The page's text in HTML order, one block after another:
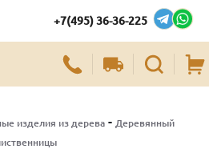
+7(495) 36-36-225
изделия из дерева - Деревянный